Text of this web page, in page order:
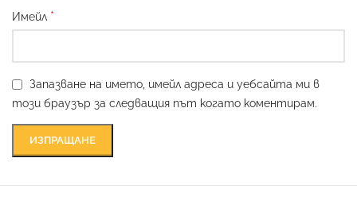
Имейл *
Запазване на името, имейл адреса и уебсайта ми в
този браузър за следващия път когато коментирам.